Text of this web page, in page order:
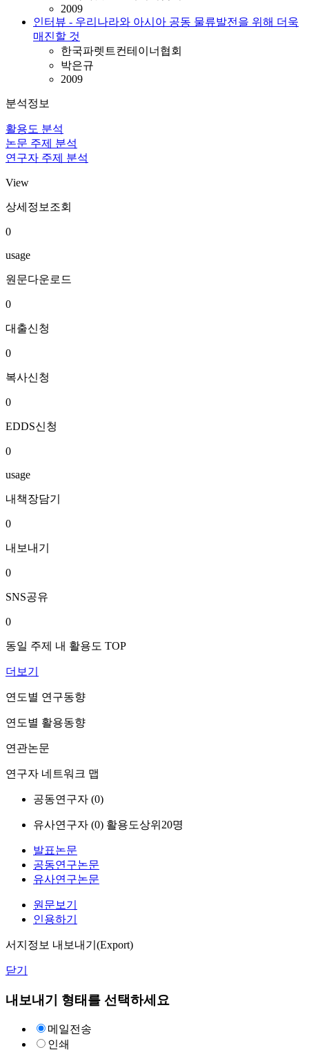
2009
인터뷰 - 우리나라와 아시아 공동 물류발전을 위해 더욱
매진할 것
한국파렛트컨테이너협회
박은규
2009
분석정보
활용도 분석
논문 주제 분석
연구자 주제 분석
View
상세정보조회
0
usage
원문다운로드
0
대출신청
0
복사신청
0
EDDS신청
0
usage
내책장담기
0
내보내기
0
SNS공유
0
동일 주제 내 활용도 TOP
더보기
연도별 연구동향
연도별 활용동향
연관논문
연구자 네트워크 맵
공동연구자 (0)
유사연구자 (0) 활용도상위20명
발표논문
공동연구논문
유사연구논문
원문보기
인용하기
서지정보 내보내기(Export)
닫기
내보내기 형태를 선택하세요
메일전송
인쇄